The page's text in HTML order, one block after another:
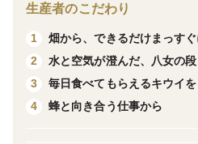
1日1〜2個のペースで無理なく
約1ヶ月ほど楽しめる量になっ
多すぎるというよりも、
「ちょうどよく続けられる量
生産者のこだわり
1
畑から、できるだけまっすぐ
2
水と空気が澄んだ、八女の段
3
毎日食べてもらえるキウイを
4
蜂と向き合う仕事から